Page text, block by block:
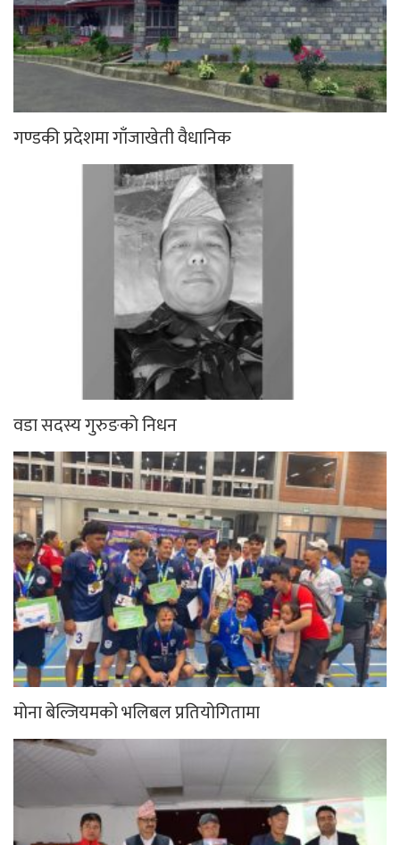
गण्डकी प्रदेशमा गाँजाखेती वैधानिक
वडा सदस्य गुरुङको निधन
मोना बेल्जियमको भलिबल प्रतियोगितामा